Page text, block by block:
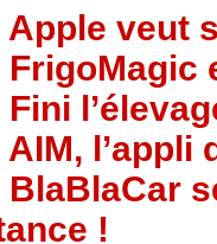
Apple veut
FrigoMagic
Fini
AIM, l’appli
BlaBlaCar
!